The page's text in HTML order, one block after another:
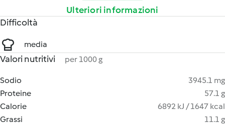
Ulteriori informazioni
Difficoltà
media
Valori nutritivi per 1000 g
Sodio
3945.1 mg
Proteine
57.1 g
Calorie
6892 kJ / 1647 kcal
Grassi
11.1 g